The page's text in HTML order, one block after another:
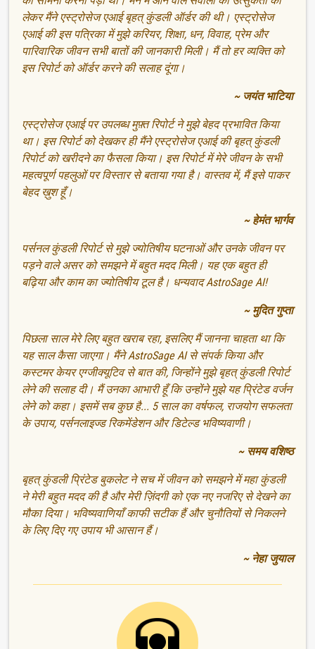
लेकर मैंने एस्ट्रोसेज एआई बृहत् कुंडली ऑर्डर की थी। एस्ट्रोसेज
एआई की इस पत्रिका में मुझे करियर, शिक्षा, धन, विवाह, प्रेम और
पारिवारिक जीवन सभी बातों की जानकारी मिली। मैं तो हर व्यक्ति को
इस रिपोर्ट को ऑर्डर करने की सलाह दूंगा।
~ जयंत भाटिया
एस्ट्रोसेज एआई पर उपलब्ध मुफ़्त रिपोर्ट ने मुझे बेहद प्रभावित किया
था। इस रिपोर्ट को देखकर ही मैंने एस्ट्रोसेज एआई की बृहत् कुंडली
रिपोर्ट को खरीदने का फैसला किया। इस रिपोर्ट में मेरे जीवन के सभी
महत्वपूर्ण पहलुओं पर विस्तार से बताया गया है। वास्तव में, मैं इसे पाकर
बेहद ख़ुश हूँ।
~ हेमंत भार्गव
पर्सनल कुंडली रिपोर्ट से मुझे ज्योतिषीय घटनाओं और उनके जीवन पर
पड़ने वाले असर को समझने में बहुत मदद मिली। यह एक बहुत ही
बढ़िया और काम का ज्योतिषीय टूल है। धन्यवाद AstroSage AI!
~ मुदित गुप्ता
पिछला साल मेरे लिए बहुत खराब रहा, इसलिए मैं जानना चाहता था कि
यह साल कैसा जाएगा। मैंने AstroSage AI से संपर्क किया और
कस्टमर केयर एग्जीक्यूटिव से बात की, जिन्होंने मुझे बृहत् कुंडली रिपोर्ट
लेने की सलाह दी। मैं उनका आभारी हूँ कि उन्होंने मुझे यह प्रिंटेड वर्जन
लेने को कहा। इसमें सब कुछ है... 5 साल का वर्षफल, राजयोग सफलता
के उपाय, पर्सनलाइज्ड रिकमेंडेशन और डिटेल्ड भविष्यवाणी।
~ समय वशिष्ठ
बृहत् कुंडली प्रिंटेड बुकलेट ने सच में जीवन को समझने में महा कुंडली
ने मेरी बहुत मदद की है और मेरी ज़िंदगी को एक नए नजरिए से देखने का
मौका दिया। भविष्यवाणियाँ काफी सटीक हैं और चुनौतियों से निकलने
के लिए दिए गए उपाय भी आसान हैं।
~ नेहा जुयाल